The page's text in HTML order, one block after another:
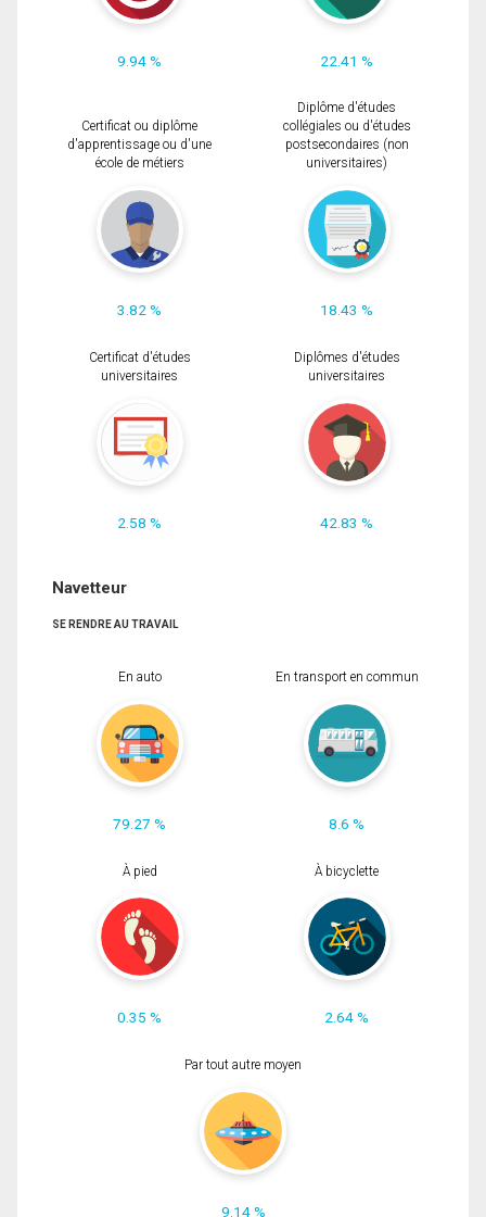
9.94 % 22.41 %
Certificat ou diplôme
d'apprentissage ou d'une
école de métiers
3.82 %
Diplôme d'études
collégiales ou d'études
postsecondaires (non
universitaires)
18.43 %
Certificat d'études
universitaires
2.58 %
Diplômes d'études
universitaires
42.83 %
Navetteur
SE RENDRE AU TRAVAIL
En auto
79.27 %
En transport en commun
8.6 %
À pied
0.35 %
À bicyclette
2.64 %
Par tout autre moyen
9.14 %